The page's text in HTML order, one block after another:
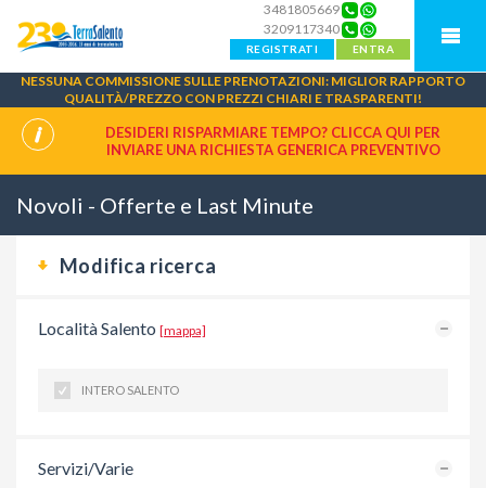
3481805669
3209117340
REGISTRATI ENTRA
NESSUNA COMMISSIONE SULLE PRENOTAZIONI: MIGLIOR RAPPORTO
QUALITÀ/PREZZO CON PREZZI CHIARI E TRASPARENTI!
DESIDERI RISPARMIARE TEMPO? CLICCA QUI PER
INVIARE UNA RICHIESTA GENERICA PREVENTIVO
Novoli - Offerte e Last Minute
Modifica ricerca
Località Salento [mappa]
INTERO SALENTO
Servizi/Varie